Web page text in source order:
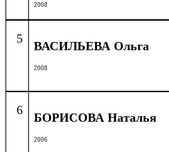
2008
5
ВАСИЛЬЕВА Ольга
2008
6
БОРИСОВА Наталья
2006